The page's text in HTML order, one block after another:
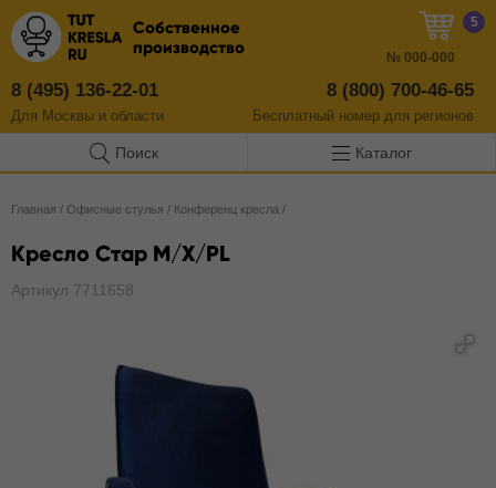
Собственное
производство
8 (495) 136-22-01
Для Москвы и области
8 (800) 700-46-65
Бесплатный номер для регионов
5
№ 000-000
Поиск Каталог
Главная / Офисные стулья / Конференц кресла /
Кресло Стар M/X/PL
Артикул 7711658